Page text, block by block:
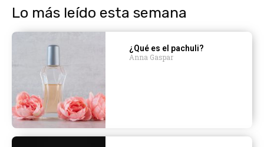
Lo más leído esta semana
¿Qué es el pachuli?
Anna Gaspar